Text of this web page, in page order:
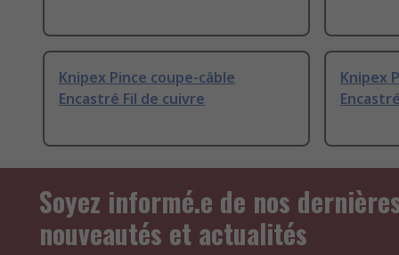
Knipex Pince coupe-câble
Encastré Fil de cuivre
Knipex
Soyez informé.e de nos
nouveautés et actualités